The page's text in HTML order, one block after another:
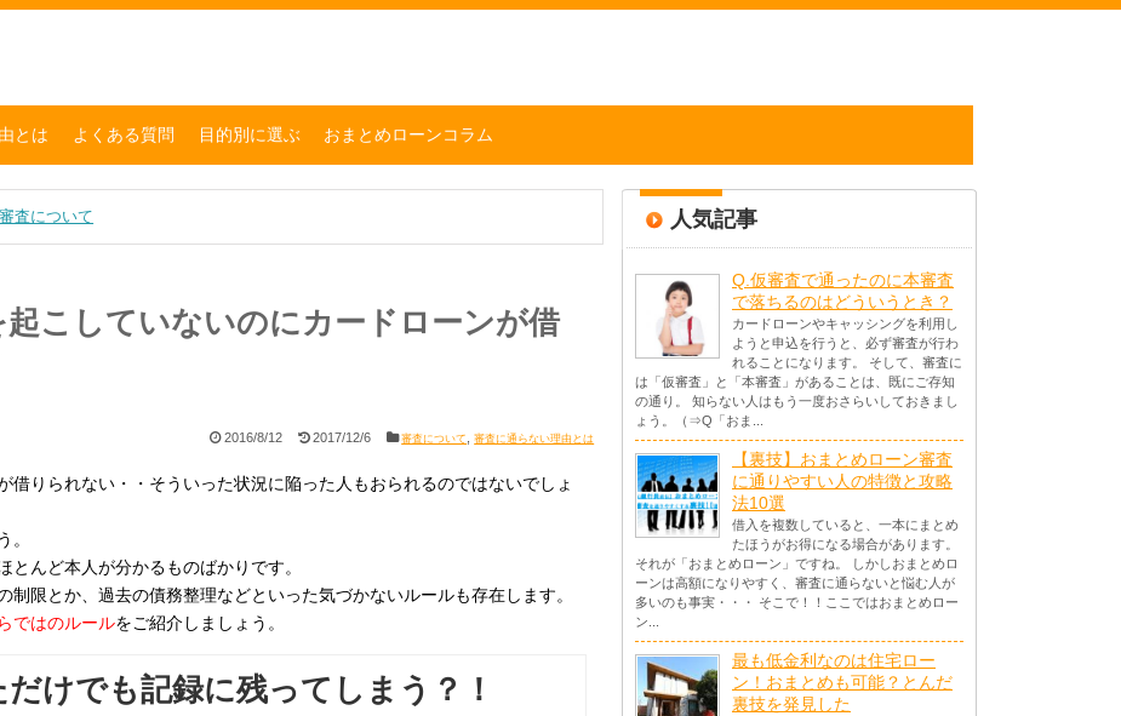
とは よくある質問 目的別に選ぶ おまとめローンコラム
審査について
こしていないのにカードローンが借
2016/8/12 2017/12/6 審査について ,審査に通らない理由とは
借りられない・・そういった状況に陥った人もおられるのではないでしょ
。
んど本人が分かるものばかりです。
限とか、過去の債務整理などといった気づかないルールも存在します。
ではのルールをご紹介しましょう。
けでも記録に残ってしまう？！
人気記事
Q.仮審査で通ったのに本審査
で落ちるのはどういうとき？
カードローンやキャッシングを利用し
ようと申込を行うと、必ず審査が行わ
れることになります。 そして、審査に
は「仮審査」と「本審査」があることは、既にご存知
の通り。 知らない人はもう一度おさらいしておきまし
ょう。（⇒Q「おま...
【裏技】おまとめローン審査
に通りやすい人の特徴と攻略
法10選
借入を複数していると、一本にまとめ
たほうがお得になる場合があります。
それが「おまとめローン」ですね。 しかしおまとめロ
ーンは高額になりやすく、審査に通らないと悩む人が
多いのも事実・・・ そこで！！ここではおまとめロー
ン...
最も低金利なのは住宅ロー
ン！おまとめも可能？とんだ
裏技を発見した